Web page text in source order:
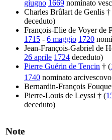
giugno 1669 nominato
Charles Brûlart de Genlis †
deceduto)
François-Elie de Voyer de
1715 - 6 maggio 1720
Jean-François-Gabriel de
26 aprile 1724 deceduto)
Pierre Guérin de Tencin † (
1740 nominato
Bernardin-François
Pierre-Louis de Leyssi † (
deceduto)
Note